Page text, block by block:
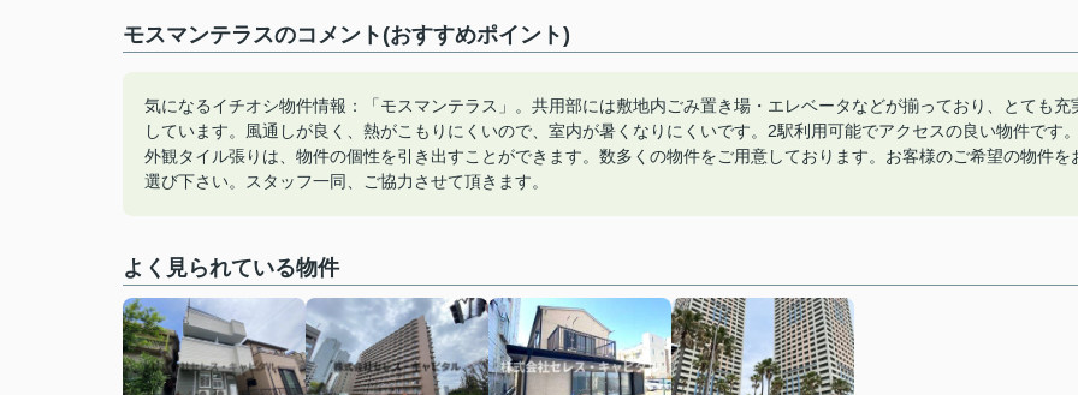
モスマンテラスのコメント(おすすめポイント)
気になるイチオシ物件情報：「モスマンテラス」。共用部には敷地内ごみ置き場・エレベータなどが揃っており、とても充
しています。風通しが良く、熱がこもりにくいので、室内が暑くなりにくいです。2駅利用可能でアクセスの良い物件です。
外観タイル張りは、物件の個性を引き出すことができます。数多くの物件をご用意しております。お客様のご希望の物件を
選び下さい。スタッフ一同、ご協力させて頂きます。
よく見られている物件